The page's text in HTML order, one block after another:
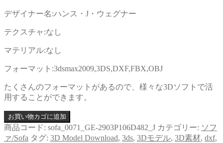
デザイナー名:ハンス・J・ウェグナー
テクスチャ:なし
マテリアル:なし
フォーマット:3dsmax2009,3DS,DXF,FBX,OBJ
たくさんのフォーマットがあるので、様々な3Dソフトで活
用することができます。
お買い物カゴに追加
商品コード: sofa_0071_GE-2903P106D482_J カテゴリー: ソフ
ァ/Sofa タグ: 3D Model Download, 3ds, 3Dモデル, 3D素材, dxf,